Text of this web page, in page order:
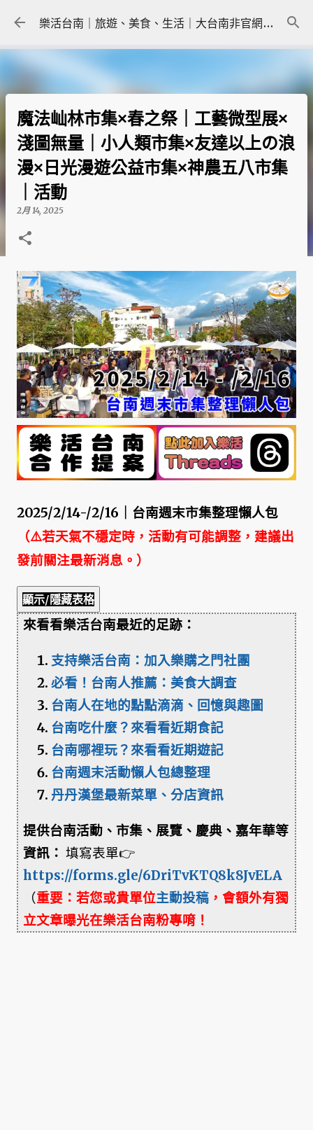
跳到主要內容 樂活台南｜旅遊、美食、生活｜大台南非官網｜tainanlohas.cc
魔法屾林市集×春之祭｜工藝微型展×
淺圖無量｜小人類市集×友達以上の浪
漫×日光漫遊公益市集×神農五八市集
｜活動
2月 14, 2025
2025/2/14-/2/16｜台南週末市集整理懶人包
（⚠️若天氣不穩定時，活動有可能調整，建議出
發前關注最新消息。）
顯示/隱藏表格
來看看樂活台南最近的足跡：
支持樂活台南：加入樂購之門社團
必看！台南人推薦：美食大調查
台南人在地的點點滴滴、回憶與趣圖
台南吃什麼？來看看近期食記
台南哪裡玩？來看看近期遊記
台南週末活動懶人包總整理
丹丹漢堡最新菜單、分店資訊
提供台南活動、市集、展覽、慶典、嘉年華等
資訊： 填寫表單👉
https://forms.gle/6DriTvKTQ8k8JvELA
（重要：若您或貴單位主動投稿 ，會額外有獨
立文章曝光在樂活台南粉專唷！